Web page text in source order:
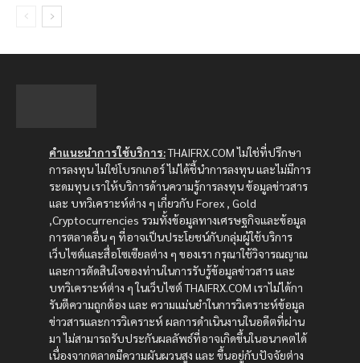
คำแนะนำการใช้บริการ:THAIFRX.COM ไม่ใช่ที่ปรึกษา
การลงทุน ไม่ใช่โบรกเกอร์ ไม่ได้ชี้นำการลงทุน และไม่มีการ
ระดมทุน เราให้บริการด้านความรู้การลงทุน ข้อมูลข่าวสาร
และ บทวิเคราะห์ต่าง ๆ เกี่ยวกับ Forex , Gold
,Cryptocurrencies รวมทั้งข้อมูลทางเศรษฐกิจและข้อมูล
การตลาดอื่น ๆ ที่อาจเป็นประโยชน์กับกลุ่มผู้ใช้บริการ
เว็บไซต์และสื่อโซเซียลต่าง ๆ ของเรา กรุณาใช้วิจารณญาณ
และการตัดสินใจของท่านในการรับรู้ข้อมูลข่าวสาร และ
บทวิเคราะห์ต่าง ๆ ในเว็บไซต์ THAIFRX.COM เราไม่ได้กา
รันตีความถูกต้อง และ ความแม่นยำในการวิเคราะห์ข้อมูล
ข่าวสารและการวิเคราะห์ ผลการดำเนินงานในอดีตที่ผ่าน
มา ไม่สามารถรับประกันผลลัพธ์ที่อาจเกิดขึ้นในอนาคตได้
เนื่องจากตลาดมีความผันผวนสูง และ ขึ้นอยู่กับปัจจัยต่าง